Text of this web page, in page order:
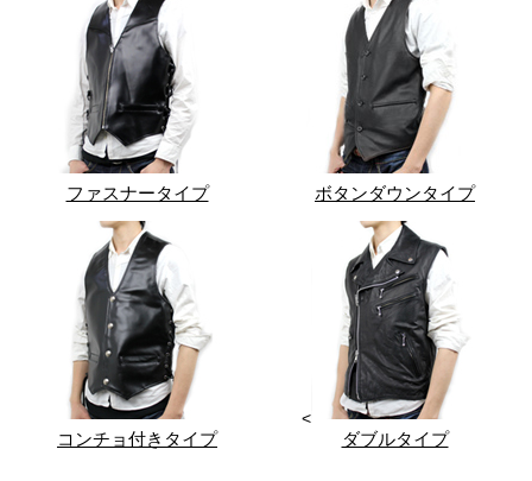
ファスナータイプ ボタンダウンタイプ
コンチョ付きタイプ
<
ダブルタイプ